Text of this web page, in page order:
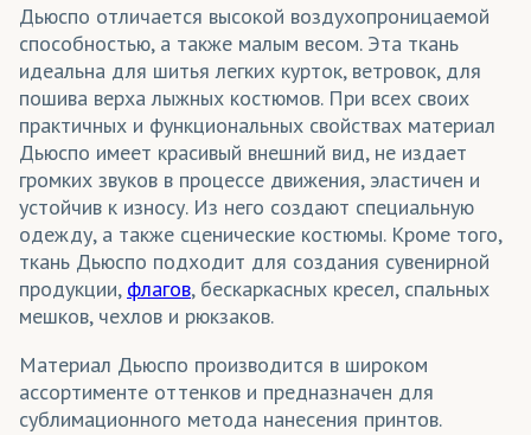
Дьюспо отличается высокой воздухопроницаемой
способностью, а также малым весом. Эта ткань
идеальна для шитья легких курток, ветровок, для
пошива верха лыжных костюмов. При всех своих
практичных и функциональных свойствах материал
Дьюспо имеет красивый внешний вид, не издает
громких звуков в процессе движения, эластичен и
устойчив к износу. Из него создают специальную
одежду, а также сценические костюмы. Кроме того,
ткань Дьюспо подходит для создания сувенирной
продукции, флагов, бескаркасных кресел, спальных
мешков, чехлов и рюкзаков.
Материал Дьюспо производится в широком
ассортименте оттенков и предназначен для
сублимационного метода нанесения принтов.